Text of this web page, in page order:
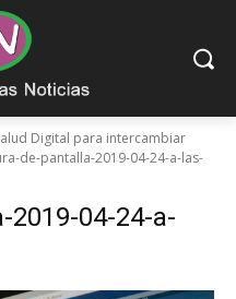
Digital para intercambiar
de-pantalla-2019-04-24-a-las-
2019-04-24-a-